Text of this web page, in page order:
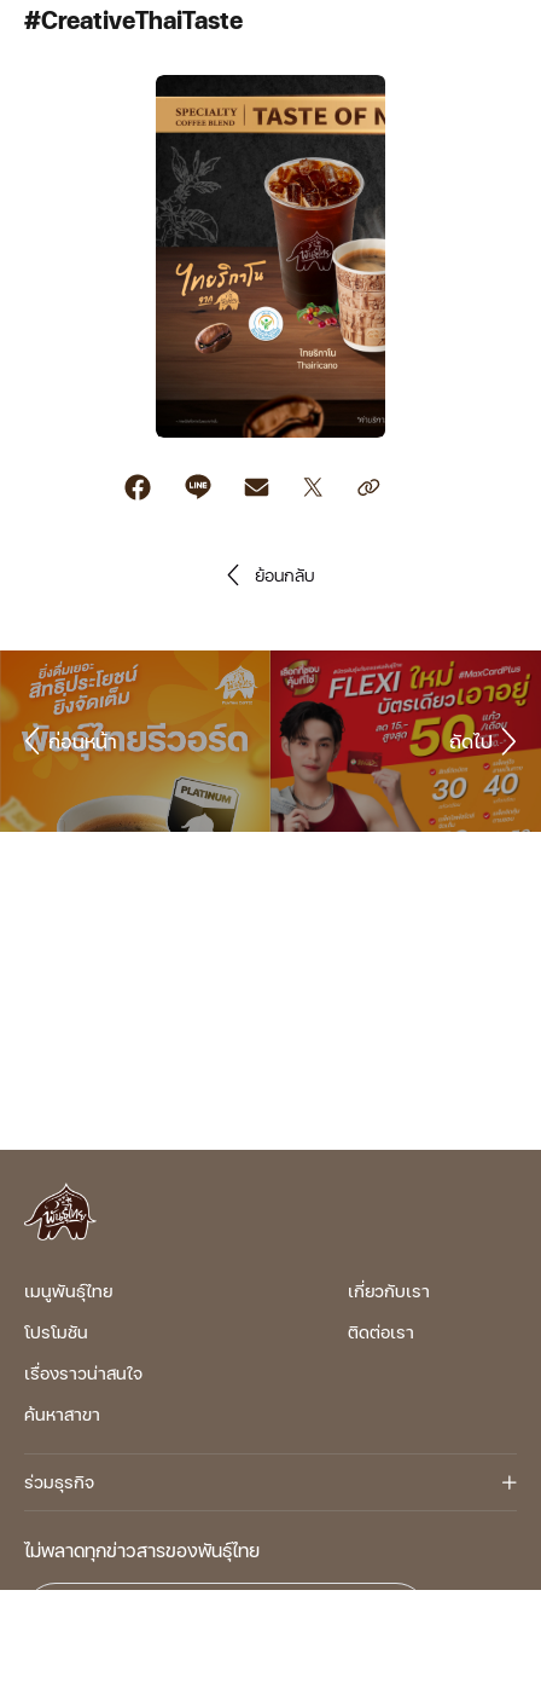
#CreativeThaiTaste
ย้อนกลับ
ก่อนหน้า ถัดไป
เมนูพันธุ์ไทย
โปรโมชัน
เรื่องราวน่าสนใจ
ค้นหาสาขา
เกี่ยวกับเรา
ติดต่อเรา
ร่วมธุรกิจ
ไม่พลาดทุกข่าวสารของพันธุ์ไทย